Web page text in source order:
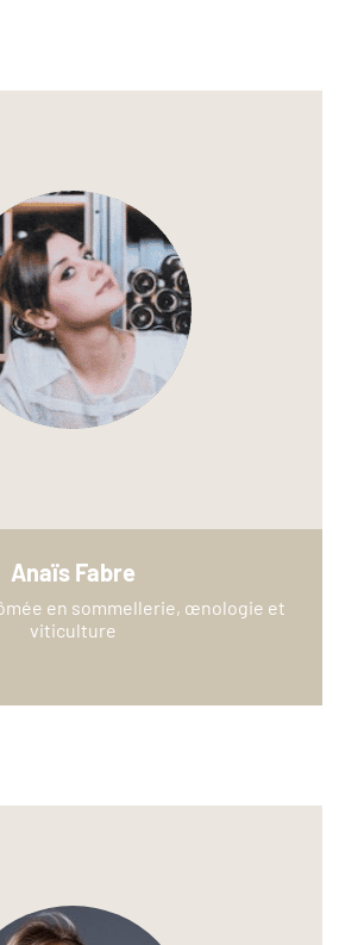
Anaïs Fabre
en sommellerie, œnologie et
viticulture